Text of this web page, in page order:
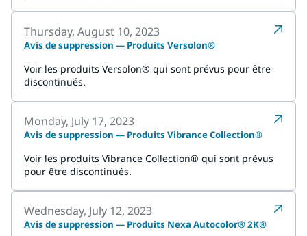
Thursday, August 10, 2023
Avis de suppression — Produits Versolon®
Voir les produits Versolon® qui sont prévus pour être
discontinués.
Monday, July 17, 2023
Avis de suppression — Produits Vibrance Collection®
Voir les produits Vibrance Collection® qui sont prévus
pour être discontinués.
Wednesday, July 12, 2023
Avis de suppression — Produits Nexa Autocolor® 2K®